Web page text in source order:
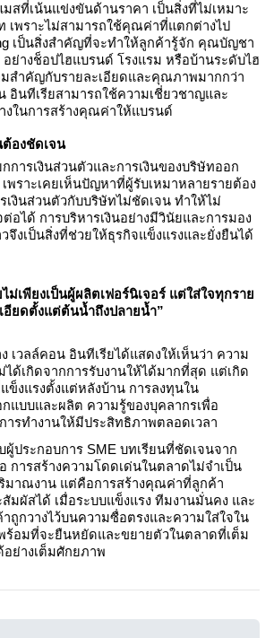
มสที่เน้นแข่งขันด้านราคา เป็นสิ่งที่ไม่เหมาะ
เพราะไม่สามารถใช้คุณค่าที่แตกต่างไป
เป็นสิ่งสำคัญที่จะทำให้ลูกค้ารู้จัก คุณบัญชา
ย่างช็อปไฮแบรนด์ โรงแรม หรือบ้านระดับไฮ
สำคัญกับรายละเอียดและคุณภาพมากกว่า
อินทีเรียสามารถใช้ความเชี่ยวชาญและ
งในการสร้างคุณค่าให้แบรนด์
ต้องชัดเจน
ารเงินส่วนตัวและการเงินของบริษัทออก
พราะเคยเห็นปัญหาที่ผู้รับเหมาหลายรายต้อง
เงินส่วนตัวกับบริษัทไม่ชัดเจน ทำให้ไม่
อได้ การบริหารเงินอย่างมีวินัยและการมอง
จึงเป็นสิ่งที่ช่วยให้ธุรกิจแข็งแรงและยั่งยืนได้
ม่เพียงเป็นผู้ผลิตเฟอร์นิเจอร์ แต่ใส่ใจทุกราย
อียดตั้งแต่ต้นน้ำถึงปลายน้ำ”
เวลล์คอน อินทีเรียได้แสดงให้เห็นว่า ความ
ด้เกิดจากการรับงานให้ได้มากที่สุด แต่เกิด
ข็งแรงตั้งแต่หลังบ้าน การลงทุนใน
แบบและผลิต ความรู้ของบุคลากรเพื่อ
รทำงานให้มีประสิทธิภาพตลอดเวลา
ผู้ประกอบการ SME บทเรียนที่ชัดเจนจาก
การสร้างความโดดเด่นในตลาดไม่จำเป็น
มาณงาน แต่คือการสร้างคุณค่าที่ลูกค้า
มผัสได้ เมื่อระบบแข็งแรง ทีมงานมั่นคง และ
ถูกวางไว้บนความซื่อตรงและความใส่ใจใน
ร้อมที่จะยืนหยัดและขยายตัวในตลาดที่เต็ม
ย่างเต็มศักยภาพ